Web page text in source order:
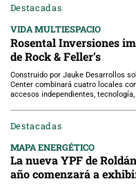
Destacadas
VIDA MULTIESPACIO
Rosental Inversiones
de Rock & Feller’s
Construido por Jauke Desarrollos
Center combinará cuatro locales
accesos independientes,
Destacadas
MAPA ENERGÉTICO
La nueva YPF de
año comenzará a